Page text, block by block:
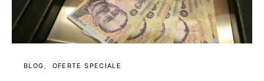
BLOG OFERTE SPECIALE